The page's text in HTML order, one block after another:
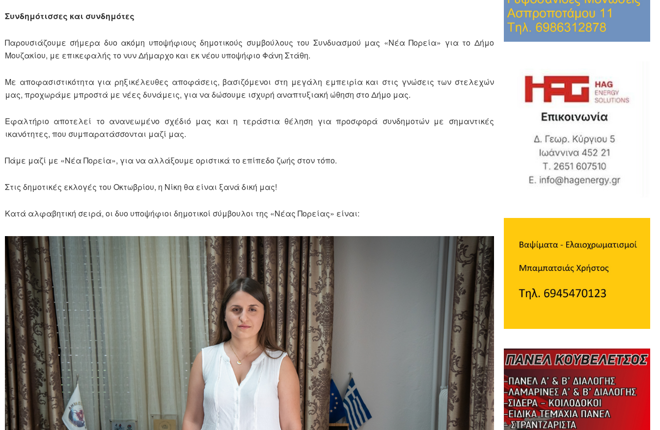
Συνδημότισσες και συνδημότες
Παρουσιάζουμε σήμερα δυο ακόμη υποψήφιους δημοτικούς συμβούλους του Συνδυασμού μας «Νέα Πορεία» για το Δήμο
Μουζακίου, με επικεφαλής το νυν Δήμαρχο και εκ νέου υποψήφιο Φάνη Στάθη.
Με αποφασιστικότητα για ρηξικέλευθες αποφάσεις, βασιζόμενοι στη μεγάλη εμπειρία και στις γνώσεις των στελεχών
μας, προχωράμε μπροστά με νέες δυνάμεις, για να δώσουμε ισχυρή αναπτυξιακή ώθηση στο Δήμο μας.
Εφαλτήριο αποτελεί το ανανεωμένο σχέδιό μας και η τεράστια θέληση για προσφορά συνδημοτών με σημαντικές
ικανότητες, που συμπαρατάσσονται μαζί μας.
Πάμε μαζί με «Νέα Πορεία», για να αλλάξουμε οριστικά το επίπεδο ζωής στον τόπο.
Στις δημοτικές εκλογές του Οκτωβρίου, η Νίκη θα είναι ξανά δική μας!
Κατά αλφαβητική σειρά, οι δυο υποψήφιοι δημοτικοί σύμβουλοι της «Νέας Πορείας» είναι: